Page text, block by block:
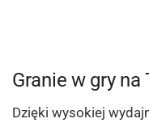
Granie w gry na
Dzięki wysokiej